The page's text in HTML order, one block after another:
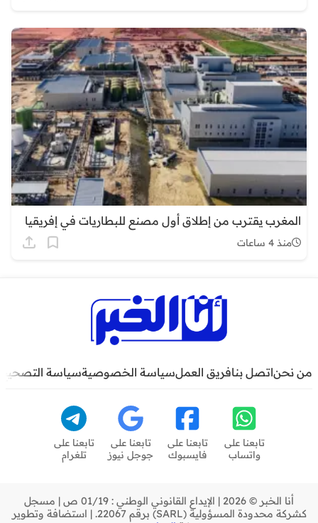
المغرب يقترب من إطلاق أول مصنع للبطاريات في إفريقيا
منذ 4 ساعات
من نحناتصل بنافريق العملسياسة الخصوصيةسياسة التصحيح
تابعنا على
واتساب
تابعنا على
فايسبوك
تابعنا على
جوجل نيوز
تابعنا على
تلغرام
أنا الخبر © 2026 | الإيداع القانوني الوطني : 01/19 ص | مسجل
كشركة محدودة المسؤولية (SARL) برقم 22067. | استضافة وتطوير